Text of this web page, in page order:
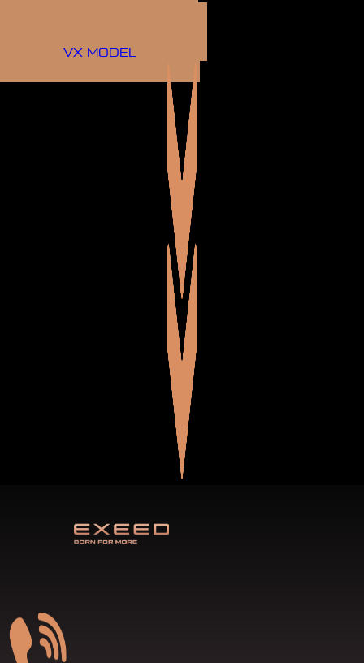
VX MODEL